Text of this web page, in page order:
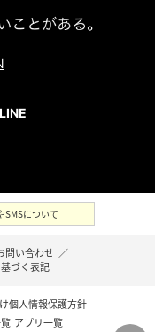
LINE
SMSについて
問い合わせ ／
づく表記
個人情報保護方針
アプリ一覧